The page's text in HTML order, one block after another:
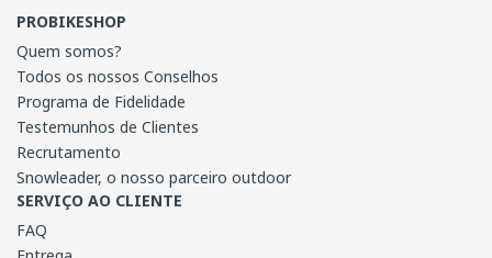
PROBIKESHOP
Quem somos?
Todos os nossos Conselhos
Programa de Fidelidade
Testemunhos de Clientes
Recrutamento
Snowleader, o nosso parceiro outdoor
SERVIÇO AO CLIENTE
FAQ